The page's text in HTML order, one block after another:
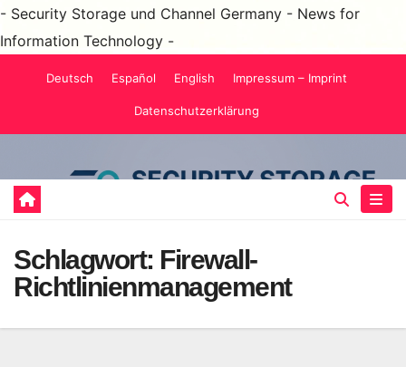
- Security Storage und Channel Germany - News for
Information Technology -
Deutsch Español English Impressum – Imprint
Datenschutzerklärung
Schlagwort: Firewall-
Richtlinienmanagement